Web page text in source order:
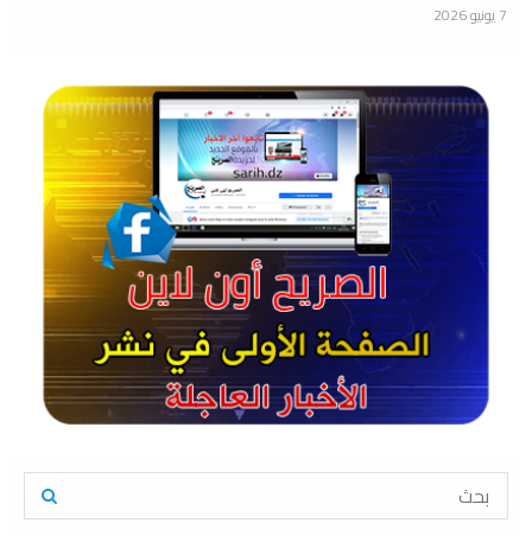
7 يونيو 2026